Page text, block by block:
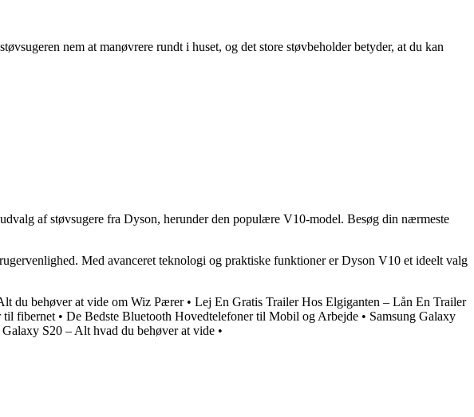
nem at manøvrere rundt i huset, og det store støvbeholder betyder, at du kan
af støvsugere fra Dyson, herunder den populære V10-model. Besøg din nærmeste
Med avanceret teknologi og praktiske funktioner er Dyson V10 et ideelt valg
du behøver at vide om Wiz Pærer• Lej En Gratis Trailer Hos Elgiganten – Lån En Trailer
til fibernet • De Bedste Bluetooth Hovedtelefoner til Mobil og Arbejde • Samsung Galaxy
Galaxy S20 – Alt hvad du behøver at vide •